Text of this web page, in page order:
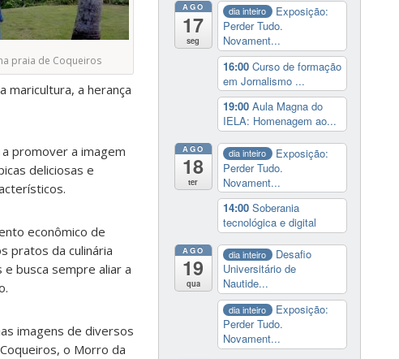
praia de Coqueiros
maricultura, a herança
promover a imagem
deliciosas e
econômico de
pratos da culinária
busca sempre aliar a
imagens de diversos
o Morro da
AGO
17
seg
dia inteiro
Exposição:
Perder Tudo.
Novament...
16:00 Curso de formação
em Jornalismo ...
19:00 Aula Magna do
IELA: Homenagem ao...
AGO
18
ter
dia inteiro
Exposição:
Perder Tudo.
Novament...
14:00 Soberania
tecnológica e digital
AGO
19
qua
dia inteiro
Desafio
Universitário de
Nautide...
dia inteiro
Exposição:
Perder Tudo.
Novament...